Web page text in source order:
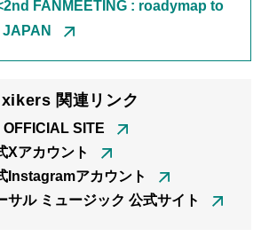
FANMEETING : roadymap to
xikers 関連リンク
SITE
Xアカウント
Instagramアカウント
サル ミュージック 公式サイト